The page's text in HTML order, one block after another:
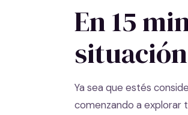
En 15
Ya sea que estés
comenzando a explorar